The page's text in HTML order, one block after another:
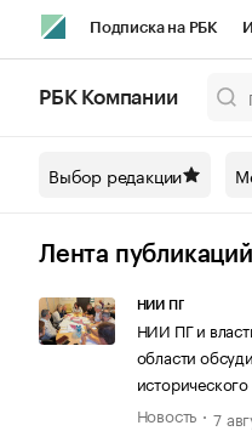
Подписка на РБК
Спецпроекты СПб
Технологии и медиа
РБК Компании
Выбор редакции
Лента публикаций
НИИ ПГ
НИИ ПГ и
области
Новость
7